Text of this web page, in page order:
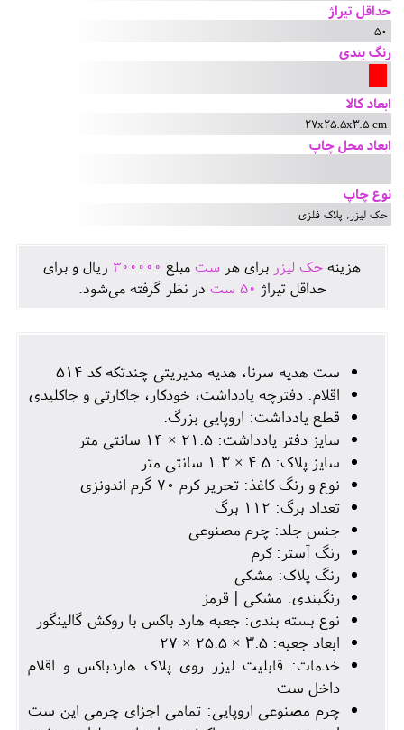
حداقل تیراژ
50
رنگ بندی
ابعاد کالا
27x25.5x3.5 cm
ابعاد محل چاپ
نوع چاپ
حک لیزر, پلاک فلزی
هزينه حک لیزر برای هر ست مبلغ 300000 ريال و برای
حداقل تيراژ 50 ست در نظر گرفته می‌شود.
ست هدیه سرنا، هدیه مدیریتی چندتکه کد 514
اقلام: دفترچه یادداشت، خودکار، جاکارتی و جاکلیدی
قطع یادداشت: اروپایی بزرگ.
سایز دفتر یادداشت: 21.5 × 14 سانتی متر
سایز پلاک: 4.5 × 1.3 سانتی متر
نوع و رنگ کاغذ: تحریر کرم 70 گرم اندونزی
تعداد برگ: 112 برگ
جنس جلد: چرم مصنوعی
رنگ آستر: کرم
رنگ پلاک: مشکی
رنگبندی: مشکی | قرمز
نوع بسته بندی: جعبه هارد باکس با روکش گالینگور
ابعاد جعبه: 3.5 × 25.5 × 27
خدمات: قابلیت لیزر روی پلاک هاردباکس و اقلام
داخل ست
چرم مصنوعی اروپایی: تمامی اجزای چرمی این ست